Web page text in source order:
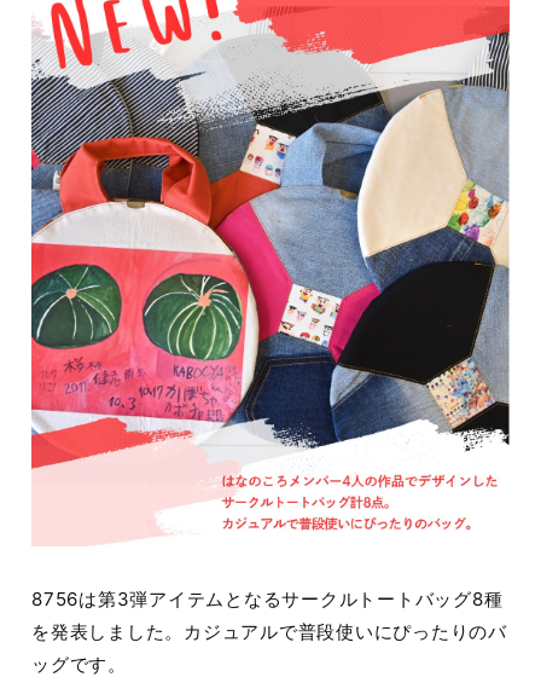
8756は第3弾アイテムとなるサークルトートバッグ8種
を発表しました。カジュアルで普段使いにぴったりのバ
ッグです。